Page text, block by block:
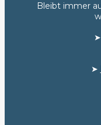
Bleibt immer
➤
➤